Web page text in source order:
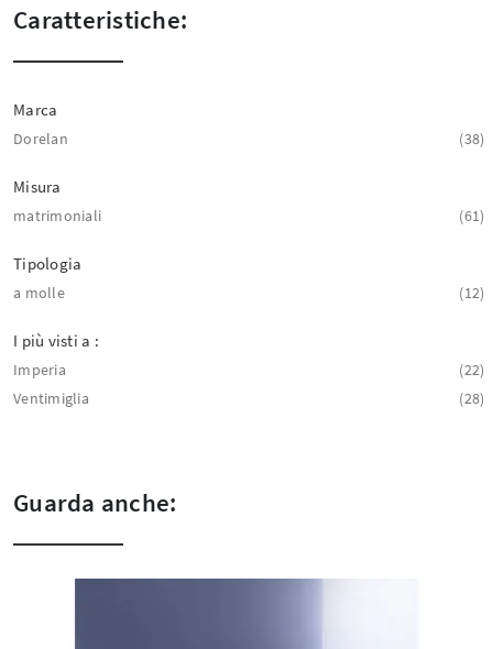
Caratteristiche:
Marca
Dorelan 38
Misura
matrimoniali 61
Tipologia
a molle 12
I più visti a :
Imperia
22
Ventimiglia
28
Guarda anche: